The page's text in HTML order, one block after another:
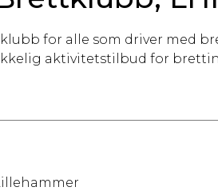
for alle som driver med
aktivitetstilbud for